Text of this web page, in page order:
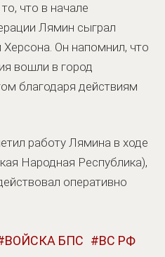
что в начале
Лямин сыграл
Он напомнил, что
вошли в город
благодаря действиям
работу Лямина в ходе
Народная Республика),
оперативно
ВОЙСКА БПС
ВС РФ